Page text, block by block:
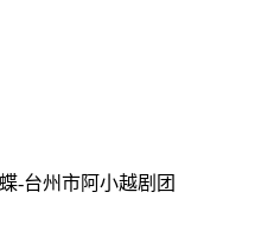
-台州市阿小越剧团